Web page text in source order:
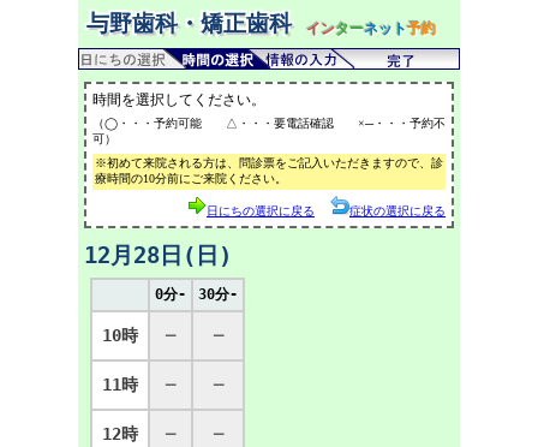
与野歯科・矯正歯科 インターネット予約
時間を選択してください。
（◯・・・予約可能 △・・・要電話確認 ×─・・・予約不
可）
※初めて来院される方は、問診票をご記入いただきますので、診
療時間の10分前にご来院ください。
日にちの選択に戻る 症状の選択に戻る
12月28日(日)
0分- 30分-
10時 ─ ─
11時 ─ ─
12時 ─ ─